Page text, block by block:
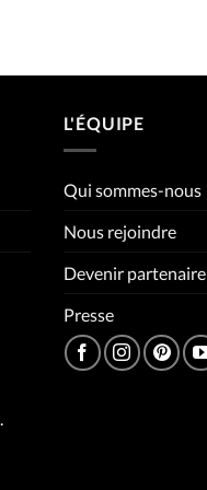
L'ÉQUIPE
Qui sommes-nous
Nous rejoindre
Devenir partenaire
Presse